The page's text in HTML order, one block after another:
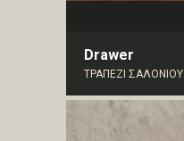
Drawer
ΤΡΑΠΕΖΙ ΣΑΛΟΝΙΟΥ